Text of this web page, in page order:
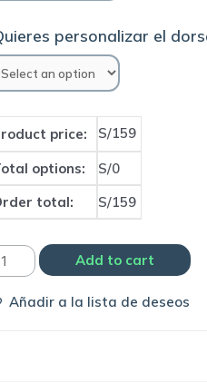
personalizar el
price: S/159
options:
S/0
total:
S/159
Add to cart
Añadir a la lista de deseos